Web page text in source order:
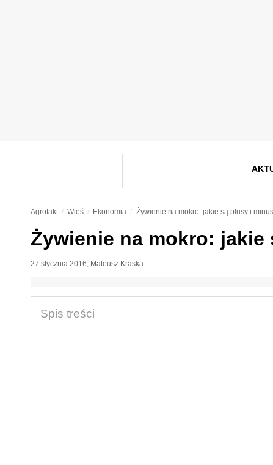
Agrofakt Wieś Ekonomia Żywienie na mokro: jakie są plusy i
Żywienie na mokro:
27 stycznia 2016, Mateusz Kraska
Spis treści